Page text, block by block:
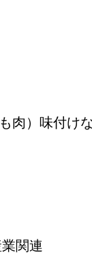
肉）味付け
関連